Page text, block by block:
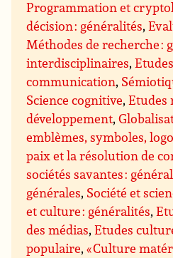
Programmation et
décision : généralités,
Méthodes de recherche :
interdisciplinaires,
communication,
Science cognitive,Etudes
développement,
emblèmes, symboles,
paix et la résolution de
sociétés savantes :
générales, Société et
et culture : généralités,
des médias,Etudes
populaire,« Culture